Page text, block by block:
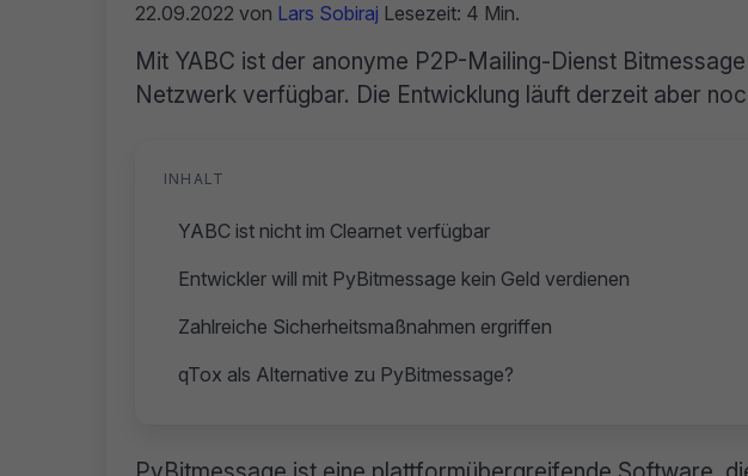
22.09.2022 von Lars Sobiraj Lesezeit: 4 Min.
Mit YABC ist der anonyme P2P-Mailing-Dienst
Netzwerk verfügbar. Die Entwicklung läuft derzeit aber
INHALT
YABC ist nicht im Clearnet verfügbar
Entwickler will mit PyBitmessage kein Geld verdienen
Zahlreiche Sicherheitsmaßnahmen ergriffen
qTox als Alternative zu PyBitmessage?